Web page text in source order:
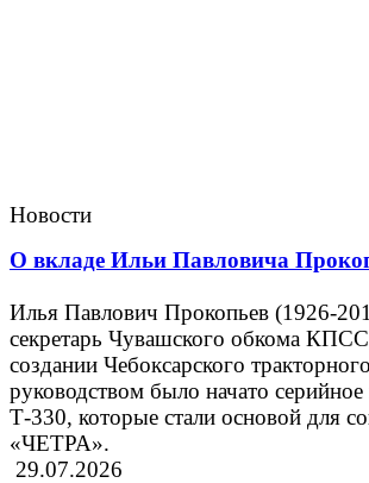
Новости
О вкладе Ильи Павловича
Илья Павлович Прокопьев (1926-
секретарь Чувашского обкома
создании Чебоксарского
руководством было начато
Т-330, которые стали основой для
«ЧЕТРА».
29.07.2026